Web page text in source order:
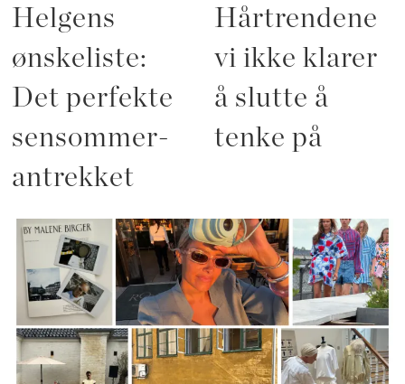
Helgens
ønskeliste:
Det perfekte
sensommer-
antrekket
Hårtrendene
vi ikke klarer
å slutte å
tenke på